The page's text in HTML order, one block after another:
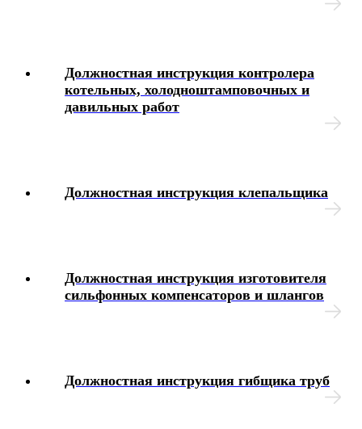
Должностная инструкция контролера
котельных, холодноштамповочных и
давильных работ
Должностная инструкция клепальщика
Должностная инструкция изготовителя
сильфонных компенсаторов и шлангов
Должностная инструкция гибщика труб